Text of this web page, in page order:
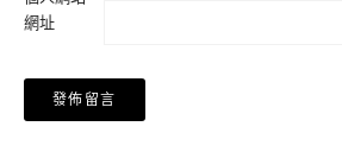
網址